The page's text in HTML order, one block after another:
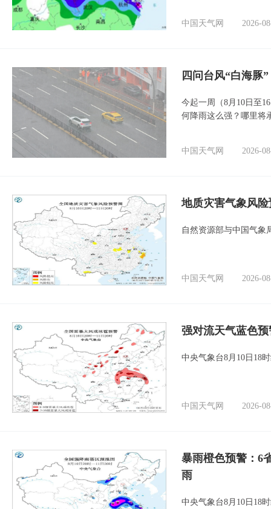
中国天气网 2026-
四问台风“白海豚
今起一周（8月10日至
何降雨这么强？哪里将
中国天气网 2026-
地质灾害气象风
自然资源部与中国气象
中国天气网 2026-
强对流天气蓝色
中央气象台8月10日18
中国天气网 2026-
暴雨橙色预警：6
雨
中央气象台8月10日18